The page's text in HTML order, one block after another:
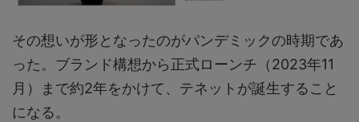
その想いが形となったのがパンデミックの時期であ
った。ブランド構想から正式ローンチ（2023年11
月）まで約2年をかけて、テネットが誕生すること
になる。